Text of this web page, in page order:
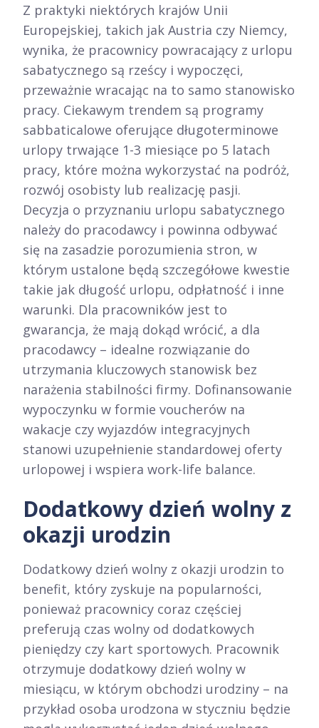
Z praktyki niektórych krajów Unii
Europejskiej, takich jak Austria czy Niemcy,
wynika, że pracownicy powracający z urlopu
sabatycznego są rześcy i wypoczęci,
przeważnie wracając na to samo stanowisko
pracy. Ciekawym trendem są programy
sabbaticalowe oferujące długoterminowe
urlopy trwające 1-3 miesiące po 5 latach
pracy, które można wykorzystać na podróż,
rozwój osobisty lub realizację pasji.​
Decyzja o przyznaniu urlopu sabatycznego
należy do pracodawcy i powinna odbywać
się na zasadzie porozumienia stron, w
którym ustalone będą szczegółowe kwestie
takie jak długość urlopu, odpłatność i inne
warunki. Dla pracowników jest to
gwarancja, że mają dokąd wrócić, a dla
pracodawcy – idealne rozwiązanie do
utrzymania kluczowych stanowisk bez
narażenia stabilności firmy. Dofinansowanie
wypoczynku w formie voucherów na
wakacje czy wyjazdów integracyjnych
stanowi uzupełnienie standardowej oferty
urlopowej i wspiera work-life balance.​
Dodatkowy dzień wolny z
okazji urodzin
Dodatkowy dzień wolny z okazji urodzin to
benefit, który zyskuje na popularności,
ponieważ pracownicy coraz częściej
preferują czas wolny od dodatkowych
pieniędzy czy kart sportowych. Pracownik
otrzymuje dodatkowy dzień wolny w
miesiącu, w którym obchodzi urodziny – na
przykład osoba urodzona w styczniu będzie